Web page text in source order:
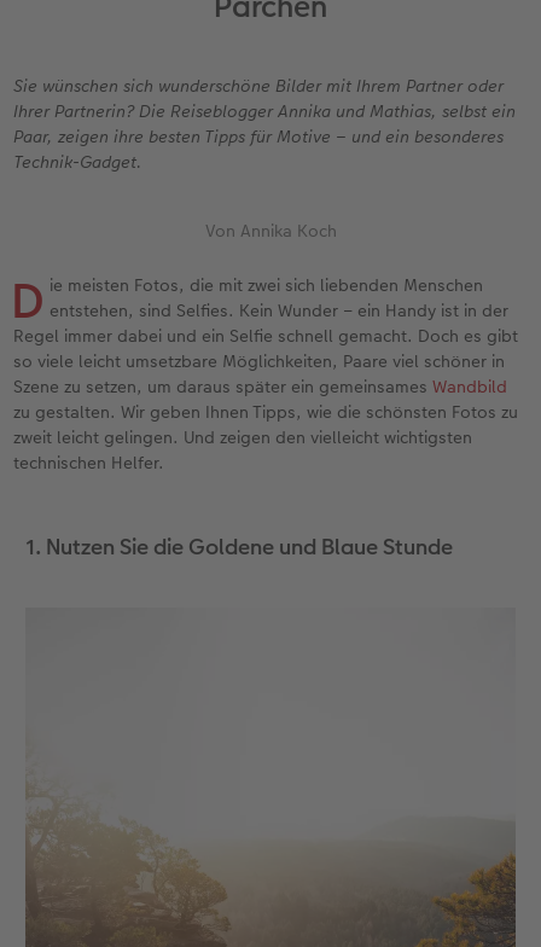
Personalisierter Schuber
CEWE FOTOBUCH Kids
Erste Schritte
Bestellwege
Webinare
Kundenbeispiele
Kundengeschichten
Coffeetable Book «Art Collection»
Nature Prints
Fotosets
Sofortfotos
Passfotos
Zubehör
Photo Streetmap Poster
hexxas
Alu Dibond
Foto auf Holz
Gallery Print
Hartschaum
Mehrteiler
Wandgestaltung
Weitere Anlässe
Fotokarten
Einzelkarten im Direktversand
Haustiere
Art Prints
Foto-Geschenkbox
Geschenkidee
CEWE Geschenkgutschein
Foto-Leckerlidose
Neuheiten
Silikonhüllen
Lederhüllen
Handykette
Mit Design
Wandkalender mit Design
Wandkalender A4 Panorama
Tischkalender Quadratisch
Zubehör
Sofortgrusskarten
Sofortcollagen
Biometrische Passfotos
Filiale finden
Zum Geburtstag
Geschenke zum Abschied
für Brautpaare
für den JGA
Hochzeit
Fotowettbewerbe
Sie wünschen sich wunderschöne Bilder mit Ihrem Partner oder
Ihrer Partnerin? Die Reiseblogger Annika und Mathias, selbst ein
Paar, zeigen ihre besten Tipps für Motive – und ein besonderes
Technik-Gadget.
Von Annika Koch
D ie meisten Fotos, die mit zwei sich liebenden Menschen
entstehen, sind Selfies. Kein Wunder – ein Handy ist in der
Regel immer dabei und ein Selfie schnell gemacht. Doch es gibt
so viele leicht umsetzbare Möglichkeiten, Paare viel schöner in
Szene zu setzen, um daraus später ein gemeinsamesWandbild
zu gestalten. Wir geben Ihnen Tipps, wie die schönsten Fotos zu
zweit leicht gelingen. Und zeigen den vielleicht wichtigsten
technischen Helfer.
1. Nutzen Sie die Goldene und Blaue Stunde